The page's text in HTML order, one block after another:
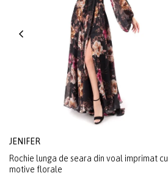
JENIFER
Rochie lunga de seara din voal imprimat cu
motive florale